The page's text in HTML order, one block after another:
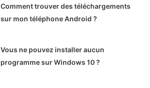
Comment trouver des téléchargements
sur mon téléphone Android ?
Vous ne pouvez installer aucun
programme sur Windows 10 ?